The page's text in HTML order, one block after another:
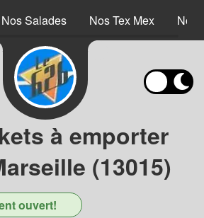
Nos Salades Nos Tex Mex Nos
à emporter
(13015)
ouvert!